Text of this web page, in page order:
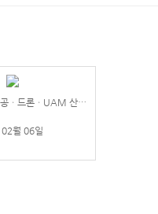
우주ㆍ위성 및 항공ㆍ드론ㆍUAM 산업 분야별 국내외 기술/정책 동향과 시장 전망
월 06일